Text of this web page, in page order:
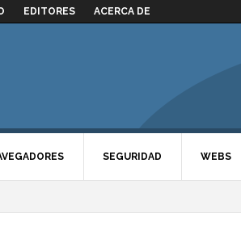
EDITORES ACERCA DE
SEGURIDAD WEBS